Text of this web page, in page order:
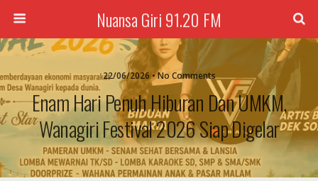
Nuansa Giri 91.20 FM
22/06/2026 • No Comments
Enam Hari Penuh Hiburan Dan UMKM,
Wanagiri Festival 2026 Siap Digelar